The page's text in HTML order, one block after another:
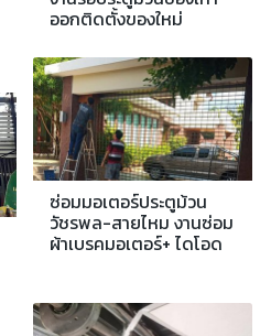
ออกติดตั้งของใหม่
ซ่อมมอเตอร์ประตูม้วน
วัชรพล-สายไหม งานซ่อม
ผ้าเบรคมอเตอร์+ ไดโอด